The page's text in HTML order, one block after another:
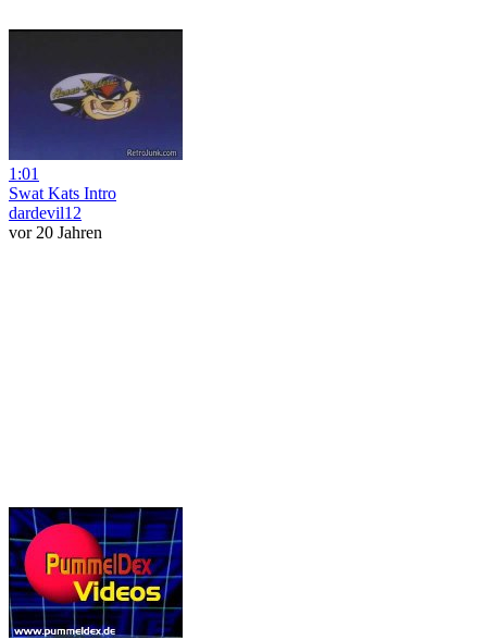
1:01
Swat Kats Intro
dardevil12
vor 20 Jahren